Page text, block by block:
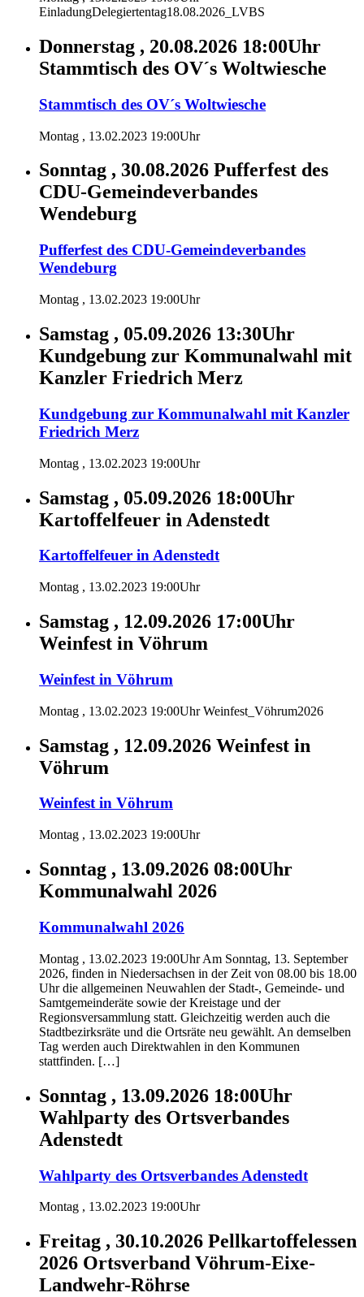
EinladungDelegiertentag18.08.2026_LVBS
Donnerstag , 20.08.2026 18:00Uhr
Stammtisch des OV´s Woltwiesche
Stammtisch des OV´s Woltwiesche
Montag , 13.02.2023 19:00Uhr
Sonntag , 30.08.2026 Pufferfest des
CDU-Gemeindeverbandes
Wendeburg
Pufferfest des CDU-Gemeindeverbandes
Wendeburg
Montag , 13.02.2023 19:00Uhr
Samstag , 05.09.2026 13:30Uhr
Kundgebung zur Kommunalwahl mit
Kanzler Friedrich Merz
Kundgebung zur Kommunalwahl mit Kanzler
Friedrich Merz
Montag , 13.02.2023 19:00Uhr
Samstag , 05.09.2026 18:00Uhr
Kartoffelfeuer in Adenstedt
Kartoffelfeuer in Adenstedt
Montag , 13.02.2023 19:00Uhr
Samstag , 12.09.2026 17:00Uhr
Weinfest in Vöhrum
Weinfest in Vöhrum
Montag , 13.02.2023 19:00Uhr Weinfest_Vöhrum2026
Samstag , 12.09.2026 Weinfest in
Vöhrum
Weinfest in Vöhrum
Montag , 13.02.2023 19:00Uhr
Sonntag , 13.09.2026 08:00Uhr
Kommunalwahl 2026
Kommunalwahl 2026
Montag , 13.02.2023 19:00Uhr Am Sonntag, 13. September
2026, finden in Niedersachsen in der Zeit von 08.00 bis 18.00
Uhr die allgemeinen Neuwahlen der Stadt-, Gemeinde- und
Samtgemeinderäte sowie der Kreistage und der
Regionsversammlung statt. Gleichzeitig werden auch die
Stadtbezirksräte und die Ortsräte neu gewählt. An demselben
Tag werden auch Direktwahlen in den Kommunen
stattfinden. […]
Sonntag , 13.09.2026 18:00Uhr
Wahlparty des Ortsverbandes
Adenstedt
Wahlparty des Ortsverbandes Adenstedt
Montag , 13.02.2023 19:00Uhr
Freitag , 30.10.2026 Pellkartoffelessen
2026 Ortsverband Vöhrum-Eixe-
Landwehr-Röhrse